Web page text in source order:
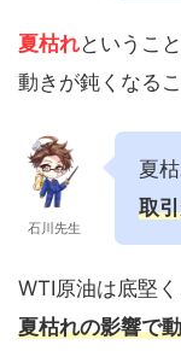
夏枯れというこ
動きが鈍くなる
石川先生
夏
取
WTI原油は底堅
夏枯れの影響で